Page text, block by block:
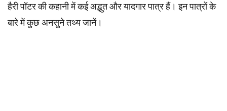
हैरी पॉटर की कहानी में कई अद्भुत और यादगार पात्र हैं। इन पात्रों के
बारे में कुछ अनसुने तथ्य जानें।